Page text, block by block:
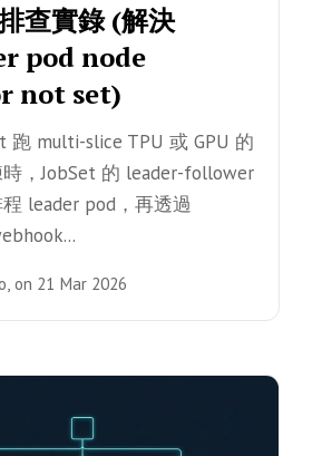
查實錄 (解決
pod node
not set)
跑 multi-slice TPU 或 GPU 的
，JobSet 的 leader-follower
leader pod，再透過
on 21 Mar 2026